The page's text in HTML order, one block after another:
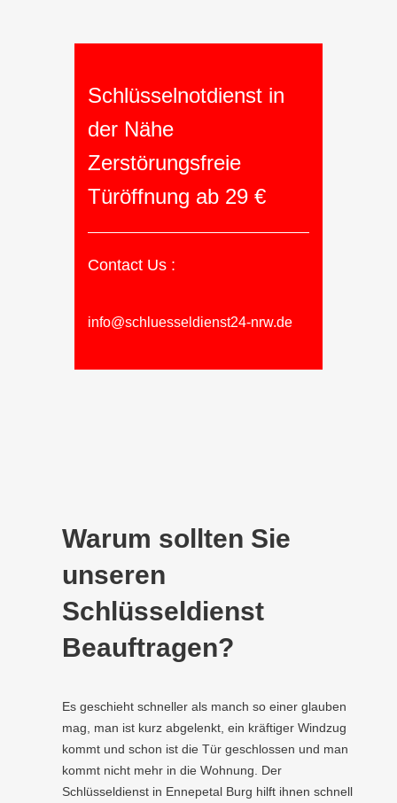
Schlüsselnotdienst in
der Nähe
Zerstörungsfreie
Türöffnung ab 29 €
Contact Us :
info@schluesseldienst24-nrw.de
Warum sollten Sie
unseren
Schlüsseldienst
Beauftragen?
Es geschieht schneller als manch so einer glauben
mag, man ist kurz abgelenkt, ein kräftiger Windzug
kommt und schon ist die Tür geschlossen und man
kommt nicht mehr in die Wohnung. Der
Schlüsseldienst in Ennepetal Burg hilft ihnen schnell